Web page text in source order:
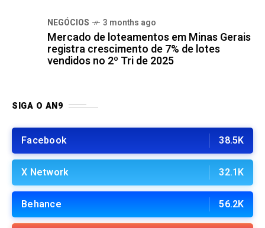
NEGÓCIOS 3 months ago
Mercado de loteamentos em Minas Gerais
registra crescimento de 7% de lotes
vendidos no 2º Tri de 2025
SIGA O AN9
Facebook 38.5K
X Network 32.1K
Behance 56.2K